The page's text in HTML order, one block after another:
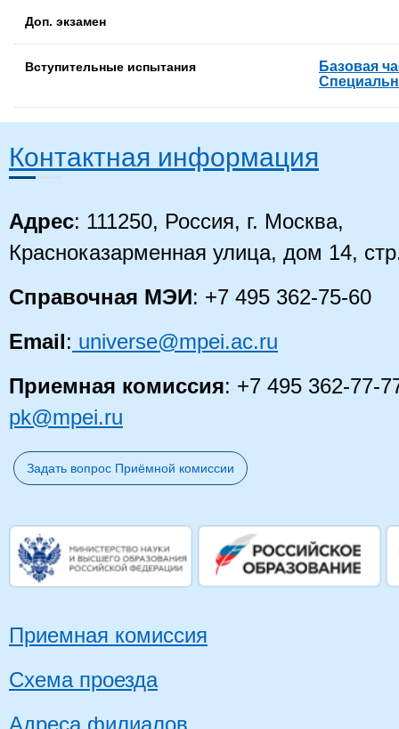
Доп. экзамен
Вступительные испытания
Базовая
Контактная информация
Адрес: 111250, Россия, г. Москва,
Красноказарменная улица, дом 14,
Справочная МЭИ: +7 495 362-75-60
Email: universe@mpei.ac.ru
Приемная комиссия: +7 495 362-77-
pk@mpei.ru
Задать вопрос Приёмной комиссии
Приемная комиссия
Схема проезда
Адреса филиалов